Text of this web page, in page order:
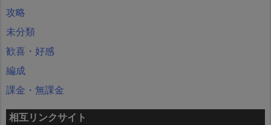
攻略
未分類
歓喜・好感
編成
課金・無課金
相互リンクサイト